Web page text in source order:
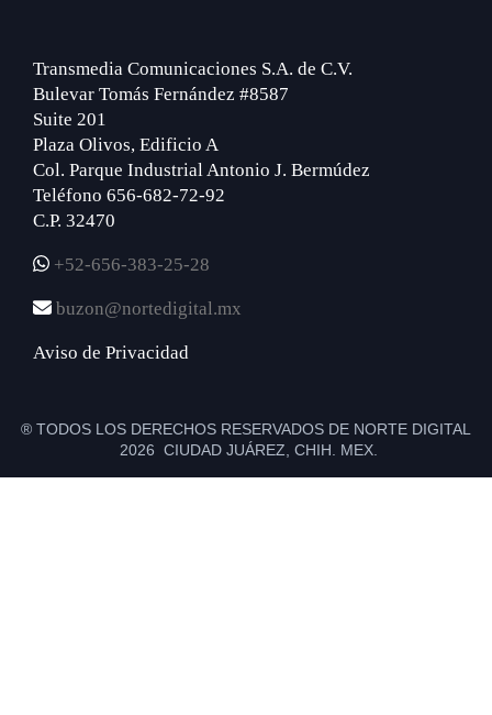
Transmedia Comunicaciones S.A. de C.V.
Bulevar Tomás Fernández #8587
Suite 201
Plaza Olivos, Edificio A
Col. Parque Industrial Antonio J. Bermúdez
Teléfono 656-682-72-92
C.P. 32470
+52-656-383-25-28
buzon@nortedigital.mx
Aviso de Privacidad
® TODOS LOS DERECHOS RESERVADOS DE NORTE DIGITAL
2026 CIUDAD JUÁREZ, CHIH. MEX.